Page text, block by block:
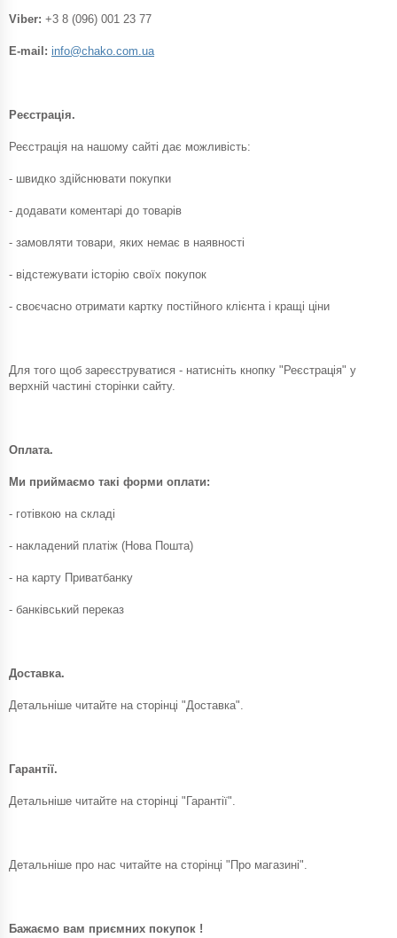
Viber: +3 8 (096) 001 23 77
E-mail: info@chako.com.ua
Реєстрація.
Реєстрація на нашому сайті дає можливість:
- швидко здійснювати покупки
- додавати коментарі до товарів
- замовляти товари, яких немає в наявності
- відстежувати історію своїх покупок
- своєчасно отримати картку постійного клієнта і кращі ціни
Для того щоб зареєструватися - натисніть кнопку "Реєстрація" у
верхній частині сторінки сайту.
Оплата.
Ми приймаємо такі форми оплати:
- готівкою на складі
- накладений платіж (Нова Пошта)
- на карту Приватбанку
- банківський переказ
Доставка.
Детальніше читайте на сторінці "Доставка".
Гарантії.
Детальніше читайте на сторінці "Гарантії".
Детальніше про нас читайте на сторінці "Про магазині".
Бажаємо вам приємних покупок !